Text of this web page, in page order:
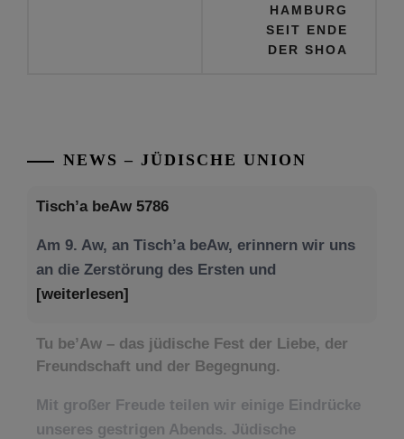
HAMBURG
SEIT ENDE
DER SHOA
NEWS – JÜDISCHE UNION
Tisch’a beAw 5786
Am 9. Aw, an Tisch’a beAw, erinnern wir uns
an die Zerstörung des Ersten und
[weiterlesen]
Tu be’Aw – das jüdische Fest der Liebe, der
Freundschaft und der Begegnung.
Mit großer Freude teilen wir einige Eindrücke
unseres gestrigen Abends. Jüdische